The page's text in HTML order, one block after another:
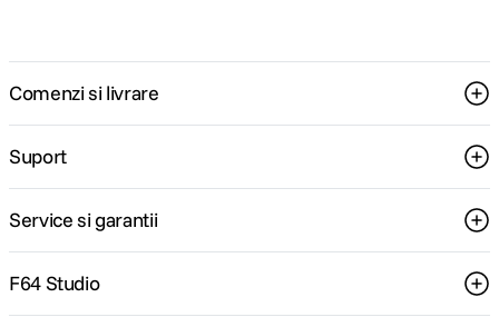
Comenzi si livrare
Suport
Service si garantii
F64 Studio